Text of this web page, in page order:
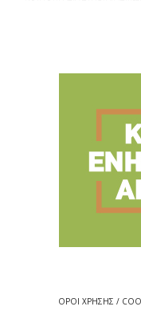
ΟΡΟΙ ΧΡΗΣΗΣ /